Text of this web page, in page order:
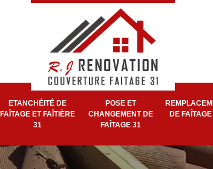
ETANCHÉITÉ DE
FAÎTAGE ET FAÎTIÈRE
31
POSE ET
CHANGEMENT DE
FAÎTAGE 31
DE